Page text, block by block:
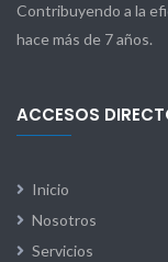
Contribuyendo a la
hace más de 7 años.
ACCESOS
Inicio
Nosotros
Servicios